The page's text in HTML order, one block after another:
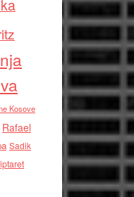
Kosove
Rafael
Sadik